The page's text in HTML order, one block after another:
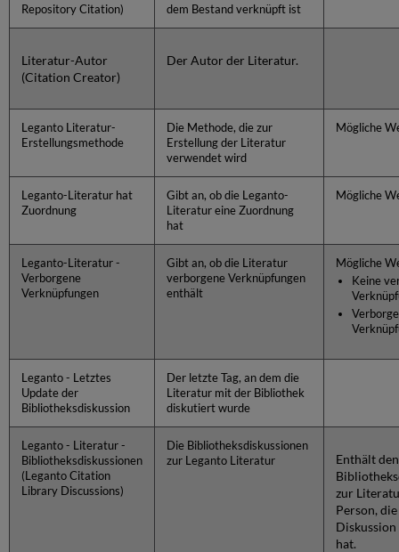
Repository Citation)
dem Bestand verknüpft ist
Literatur-Autor
(Citation Creator)
Der Autor der Literatur.
Leganto Literatur-
Erstellungsmethode
Die Methode, die zur
Erstellung der Literatur
verwendet wird
Mögliche
Leganto-Literatur hat
Zuordnung
Gibt an, ob die Leganto-
Literatur eine Zuordnung
hat
Mögliche
Leganto-Literatur -
Verborgene
Verknüpfungen
Gibt an, ob die Literatur
verborgene Verknüpfungen
enthält
Mögliche
Keine
Leganto - Letztes
Update der
Bibliotheksdiskussion
Der letzte Tag, an dem die
Literatur mit der Bibliothek
diskutiert wurde
Leganto - Literatur -
Bibliotheksdiskussionen
(Leganto Citation
Library Discussions)
Die Bibliotheksdiskussionen
zur Leganto Literatur
Enthält
zur
Person,
hat.